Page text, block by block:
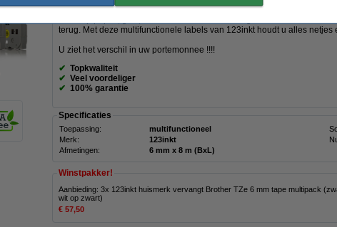
orden mappen. U bedrukt de multifunctionele tapes met uw
zitten op papier, glas, kunststof en metaal. Zo zorgt u in een
terug. Met deze multifunctionele labels van 123inkt houdt u alles netjes
U ziet het verschil in uw portemonnee !!!!
✔ Topkwaliteit
✔ Veel voordeliger
✔ 100% garantie
Specificaties
Toepassing: multifunctioneel
Merk:
123inkt
Afmetingen:
6 mm x 8 m (BxL)
Winstpakker!
Aanbieding: 3x 123inkt huismerk vervangt Brother TZe 6 mm tape multipack
wit op zwart)
€ 57,50